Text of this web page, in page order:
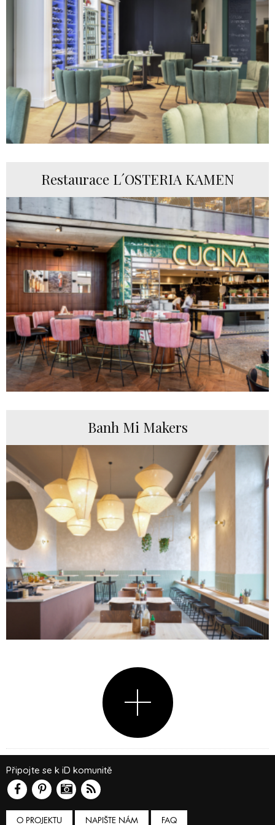
Restaurace L´OSTERIA KAMEN
Banh Mi Makers
O PROJEKTU NAPIŠTE NÁM
Připojte se k iD komunitě
FAQ